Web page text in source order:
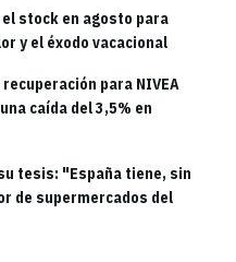
stock en agosto para
y el éxodo vacacional
para NIVEA
caída del 3,5% en
tesis: "España tiene, sin
de supermercados del